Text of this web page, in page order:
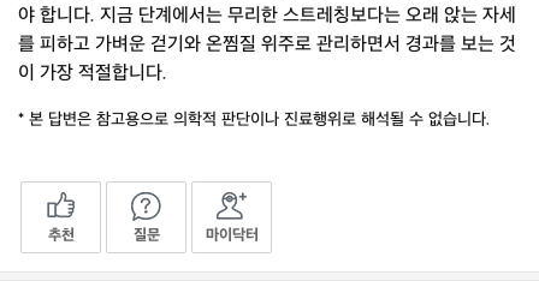
야 합니다. 지금 단계에서는 무리한 스트레칭보다는 오래 앉는 자세
를 피하고 가벼운 걷기와 온찜질 위주로 관리하면서 경과를 보는 것
이 가장 적절합니다.
* 본 답변은 참고용으로 의학적 판단이나 진료행위로 해석될 수 없습니다.
추천 질문 마이닥터